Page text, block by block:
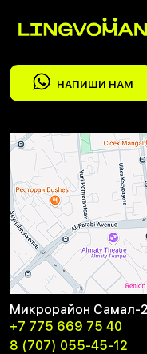
НАПИШИ НАМ
Микрорайон Самал-
+7 775 669 75 40
8 (707) 055-45-12